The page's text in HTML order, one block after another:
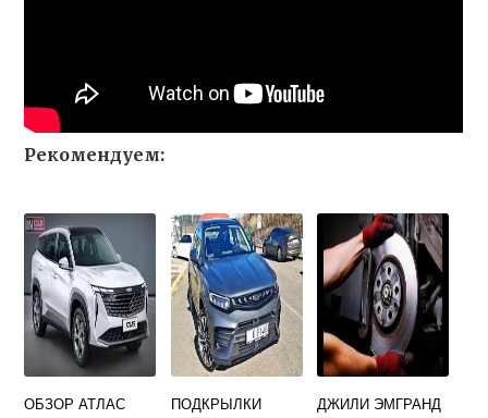
Рекомендуем:
ОБЗОР АТЛАС
ПОДКРЫЛКИ
ДЖИЛИ ЭМГРАНД